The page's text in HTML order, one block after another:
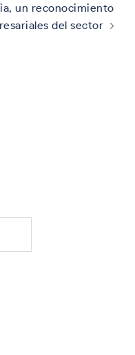
un reconocimiento
del sector